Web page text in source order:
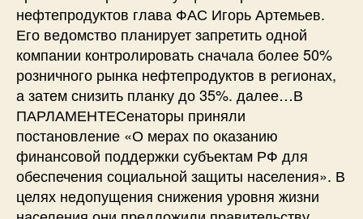
нефтепродуктов глава ФАС Игорь Артемьев.
Его ведомство планирует запретить одной
компании контролировать сначала более 50%
розничного рынка нефтепродуктов в регионах,
а затем снизить планку до 35%. далее…В
ПАРЛАМЕНТЕСенаторы приняли
постановление «О мерах по оказанию
финансовой поддержки субъектам РФ для
обеспечения социальной защиты населения». В
целях недопущения снижения уровня жизни